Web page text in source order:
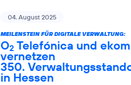
04. August 2025
MEILENSTEIN FÜR DIGITALE VERWALTUNG:
O2 Telefónica und
vernetzen
350.
in Hessen